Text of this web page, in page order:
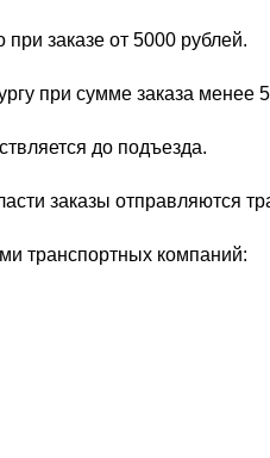
заказе от 5000 рублей.
при сумме заказа менее
до подъезда.
заказы отправляются
транспортных компаний: